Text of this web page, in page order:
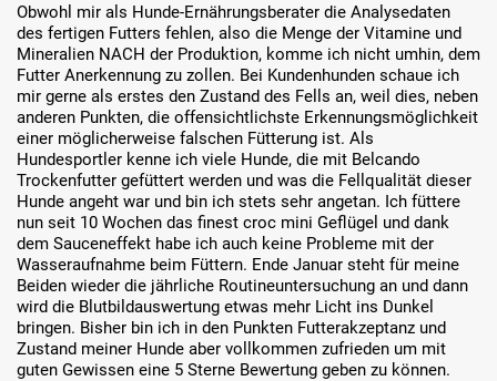
Obwohl mir als Hunde-Ernährungsberater die Analysedaten
des fertigen Futters fehlen, also die Menge der Vitamine und
Mineralien NACH der Produktion, komme ich nicht umhin, dem
Futter Anerkennung zu zollen. Bei Kundenhunden schaue ich
mir gerne als erstes den Zustand des Fells an, weil dies, neben
anderen Punkten, die offensichtlichste Erkennungsmöglichkeit
einer möglicherweise falschen Fütterung ist. Als
Hundesportler kenne ich viele Hunde, die mit Belcando
Trockenfutter gefüttert werden und was die Fellqualität dieser
Hunde angeht war und bin ich stets sehr angetan. Ich füttere
nun seit 10 Wochen das finest croc mini Geflügel und dank
dem Sauceneffekt habe ich auch keine Probleme mit der
Wasseraufnahme beim Füttern. Ende Januar steht für meine
Beiden wieder die jährliche Routineuntersuchung an und dann
wird die Blutbildauswertung etwas mehr Licht ins Dunkel
bringen. Bisher bin ich in den Punkten Futterakzeptanz und
Zustand meiner Hunde aber vollkommen zufrieden um mit
guten Gewissen eine 5 Sterne Bewertung geben zu können.